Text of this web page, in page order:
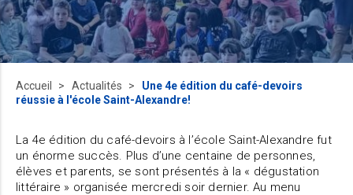
Accueil Actualités
Une 4e édition du café-devoirs
réussie à l'école Saint-Alexandre!
La 4e édition du café-devoirs à l’école Saint-Alexandre fut
un énorme succès. Plus d’une centaine de personnes,
élèves et parents, se sont présentés à la « dégustation
littéraire » organisée mercredi soir dernier. Au menu